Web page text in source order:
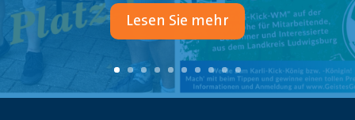
Lesen Sie mehr